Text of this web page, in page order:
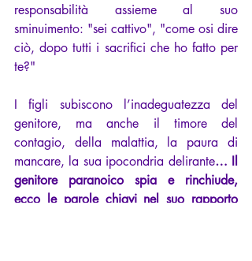
responsabilità assieme al suo
sminuimento: "sei cattivo", "come osi dire
ciò, dopo tutti i sacrifici che ho fatto per
te?"
I figli subiscono l’inadeguatezza del
genitore, ma anche il timore del
contagio, della malattia, la paura di
mancare, la sua ipocondria delirante… Il
genitore paranoico spia e rinchiude,
ecco le parole chiavi nel suo rapporto